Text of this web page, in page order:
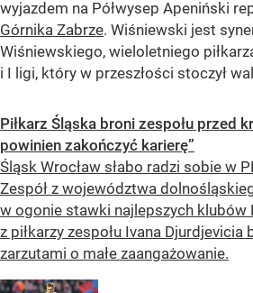
wyjazdem na Półwysep Apeniński
Górnika Zabrze. Wiśniewski jest
Wiśniewskiego, wieloletniego
i I ligi, który w przeszłości stoczył
Piłkarz Śląska broni zespołu przed
powinien zakończyć karierę”
Śląsk Wrocław słabo radzi sobie w
Zespół z województwa
w ogonie stawki najlepszych klubów
z piłkarzy zespołu Ivana Djurdjevicia
zarzutami o małe zaangażowanie.